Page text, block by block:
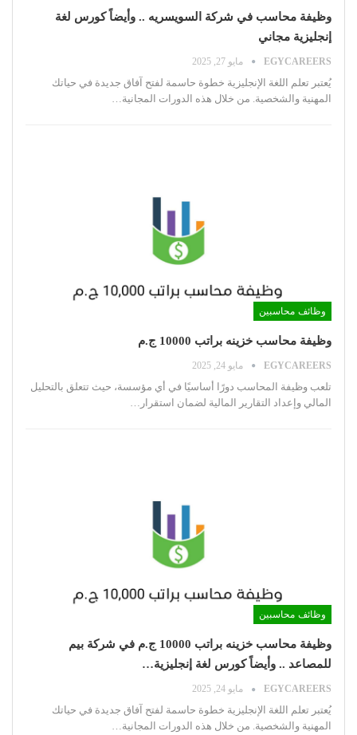
وظيفة محاسب في شركة السويسريه .. وأيضاً كورس لغة
إنجليزية مجاني
EGYCAREERS مايو 27, 2025
يُعتبر تعلم اللغة الإنجليزية خطوة حاسمة لفتح آفاق جديدة في حياتك
المهنية والشخصية. من خلال هذه الدورات المجانية
وظائف محاسبين
وظيفة محاسب خزينه براتب 10000 ج.م
EGYCAREERS مايو 24, 2025
تلعب وظيفة المحاسب دورًا أساسيًا في أي مؤسسة، حيث تتعلق بالتحليل
المالي وإعداد التقارير المالية لضمان استقرار
وظائف محاسبين
وظيفة محاسب خزينه براتب 10000 ج.م في شركة بيم
للمصاعد .. وأيضاً كورس لغة إنجليزية…
EGYCAREERS مايو 24, 2025
يُعتبر تعلم اللغة الإنجليزية خطوة حاسمة لفتح آفاق جديدة في حياتك
المهنية والشخصية. من خلال هذه الدورات المجانية…